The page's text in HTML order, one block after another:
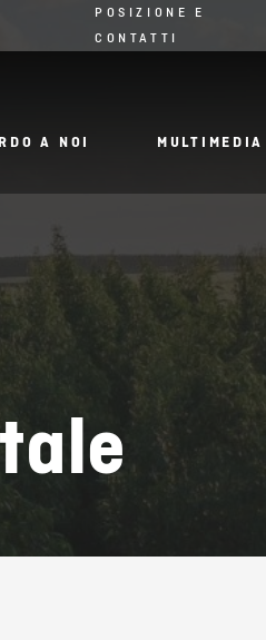
POSIZIONE E
CONTATTI
A NOI MULTIMEDIA